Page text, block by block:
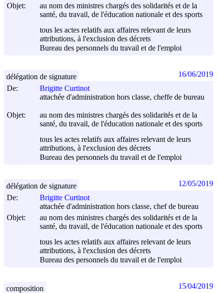
Objet:
au nom des ministres chargés des solidarités et de la
santé, du travail, de l'éducation nationale et des sports
tous les actes relatifs aux affaires relevant de leurs
attributions, à l'exclusion des décrets
Bureau des personnels du travail et de l'emploi
De:
Brigitte Curtinot
attachée d'administration hors classe, cheffe de bureau
Objet:
au nom des ministres chargés des solidarités et de la
santé, du travail, de l'éducation nationale et des sports
tous les actes relatifs aux affaires relevant de leurs
attributions, à l'exclusion des décrets
Bureau des personnels du travail et de l'emploi
délégation de signature 16/06/2019
De:
Brigitte Curtinot
attachée d'administration hors classe, chef de bureau
Objet:
au nom des ministres chargés des solidarités et de la
santé, du travail, de l'éducation nationale et des sports
tous les actes relatifs aux affaires relevant de leurs
attributions, à l'exclusion des décrets
Bureau des personnels du travail et de l'emploi
délégation de signature 12/05/2019
composition 15/04/2019